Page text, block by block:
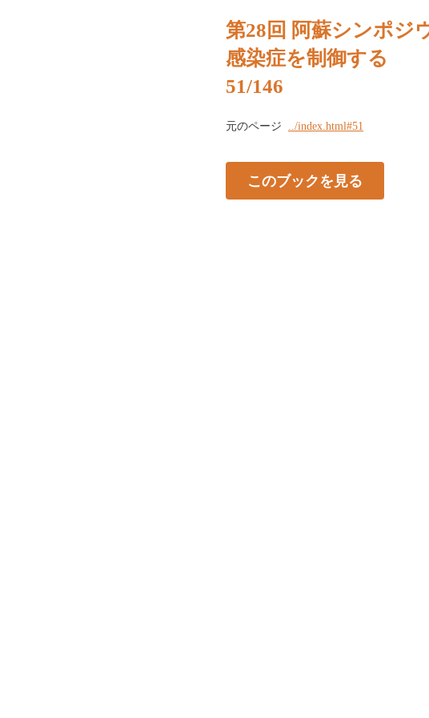
第28回 阿蘇シンポジ
感染症を制御する
51/146
元のページ ../index.html#51
このブックを見る